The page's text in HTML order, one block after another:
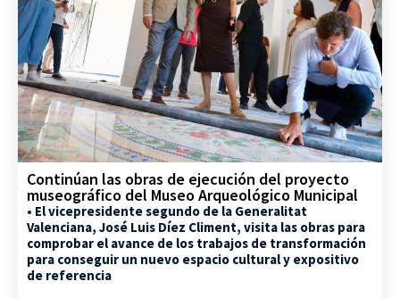
Continúan las obras de ejecución del proyecto
museográfico del Museo Arqueológico Municipal
• El vicepresidente segundo de la Generalitat
Valenciana, José Luis Díez Climent, visita las obras para
comprobar el avance de los trabajos de transformación
para conseguir un nuevo espacio cultural y expositivo
de referencia